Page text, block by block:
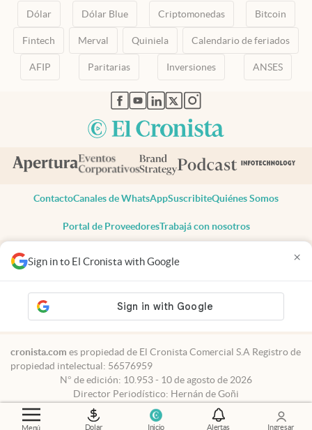
Menú Dolar Inicio Alertas Ingresar
Sign in to El Cronista with Google ×
Dólar Dólar Blue Criptomonedas Bitcoin
Fintech Merval Quiniela Calendario de feriados
AFIP Paritarias Inversiones ANSES
abre en nueva pestaña
abre en nueva pestaña
abre en nueva pestaña
abre en nueva pestaña
abre en nueva pestaña
ContactoCanales de WhatsAppSuscribiteQuiénes Somos
Portal de ProveedoresTrabajá con nosotros
Todos los derechos reservados
Privacidad
Consentimiento
Tel:+54 11 7078-3270
cronista.com es propiedad de El Cronista Comercial S.A Registro de
propiedad intelectual: 56576959
N° de edición: 10.953 - 10 de agosto de 2026
Director Periodístico: Hernán de Goñi